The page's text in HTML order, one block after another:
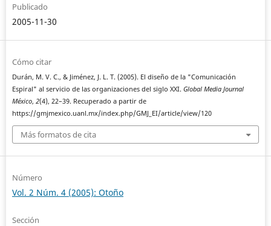
Publicado
2005-11-30
Cómo citar
Durán, M. V. C., & Jiménez, J. L. T. (2005). El diseño de la "Comunicación
Espiral" al servicio de las organizaciones del siglo XXI. Global Media Journal
México, 2(4), 22–39. Recuperado a partir de
https://gmjmexico.uanl.mx/index.php/GMJ_EI/article/view/120
Más formatos de cita
Número
Vol. 2 Núm. 4 (2005): Otoño
Sección